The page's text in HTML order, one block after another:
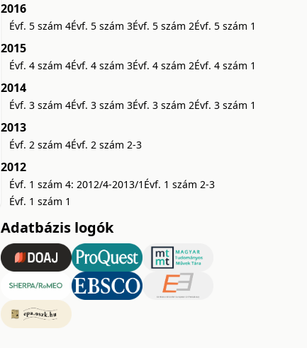
2016
Évf. 5 szám 4Évf. 5 szám 3Évf. 5 szám 2Évf. 5 szám 1
2015
Évf. 4 szám 4Évf. 4 szám 3Évf. 4 szám 2Évf. 4 szám 1
2014
Évf. 3 szám 4Évf. 3 szám 3Évf. 3 szám 2Évf. 3 szám 1
2013
Évf. 2 szám 4Évf. 2 szám 2-3
2012
Évf. 1 szám 4: 2012/4-2013/1 Évf. 1 szám 2-3
Évf. 1 szám 1
Adatbázis logók